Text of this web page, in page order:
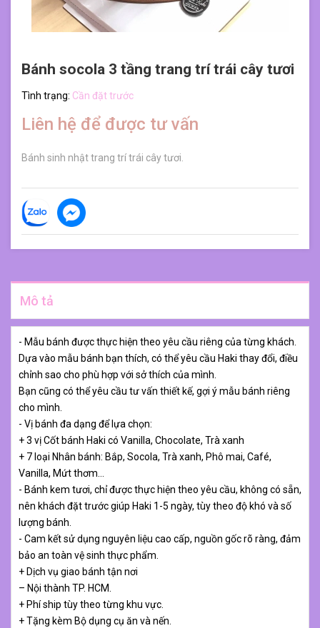
Bánh socola 3 tầng trang trí trái cây tươi
Tình trạng: Cần đặt trước
Liên hệ để được tư vấn
Bánh sinh nhật trang trí trái cây tươi.
Mô tả
- Mẫu bánh được thực hiện theo yêu cầu riêng của từng khách.
Dựa vào mẫu bánh bạn thích, có thể yêu cầu Haki thay đổi, điều
chỉnh sao cho phù hợp với sở thích của mình.
Bạn cũng có thể yêu cầu tư vấn thiết kế, gợi ý mẫu bánh riêng
cho mình.
- Vị bánh đa dạng để lựa chọn:
+ 3 vị Cốt bánh Haki có Vanilla, Chocolate, Trà xanh
+ 7 loại Nhân bánh: Bắp, Socola, Trà xanh, Phô mai, Café,
Vanilla, Mứt thơm…
- Bánh kem tươi, chỉ được thực hiện theo yêu cầu, không có sẵn,
nên khách đặt trước giúp Haki 1-5 ngày, tùy theo độ khó và số
lượng bánh.
- Cam kết sử dụng nguyên liệu cao cấp, nguồn gốc rõ ràng, đảm
bảo an toàn vệ sinh thực phẩm.
+ Dịch vụ giao bánh tận nơi
– Nội thành TP. HCM.
+ Phí ship tùy theo từng khu vực.
+ Tặng kèm Bộ dụng cụ ăn và nến.